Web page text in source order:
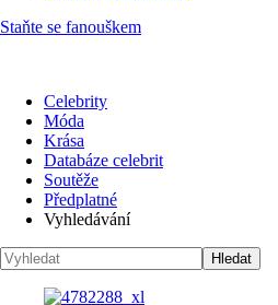
Staňte se fanouškem
Celebrity
Móda
Krása
Databáze celebrit
Soutěže
Předplatné
Vyhledávání